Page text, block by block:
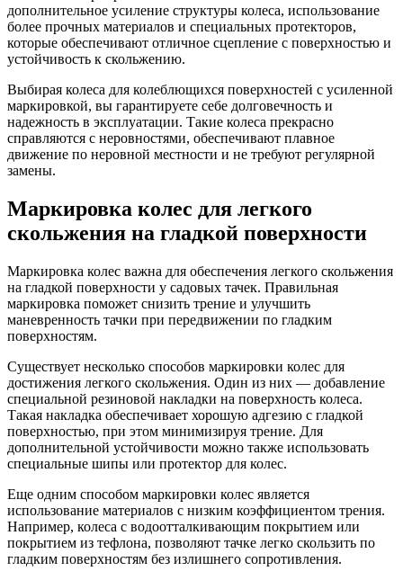
дополнительное усиление структуры колеса, использование
более прочных материалов и специальных протекторов,
которые обеспечивают отличное сцепление с поверхностью и
устойчивость к скольжению.
Выбирая колеса для колеблющихся поверхностей с усиленной
маркировкой, вы гарантируете себе долговечность и
надежность в эксплуатации. Такие колеса прекрасно
справляются с неровностями, обеспечивают плавное
движение по неровной местности и не требуют регулярной
замены.
Маркировка колес для легкого
скольжения на гладкой поверхности
Маркировка колес важна для обеспечения легкого скольжения
на гладкой поверхности у садовых тачек. Правильная
маркировка поможет снизить трение и улучшить
маневренность тачки при передвижении по гладким
поверхностям.
Существует несколько способов маркировки колес для
достижения легкого скольжения. Один из них — добавление
специальной резиновой накладки на поверхность колеса.
Такая накладка обеспечивает хорошую адгезию с гладкой
поверхностью, при этом минимизируя трение. Для
дополнительной устойчивости можно также использовать
специальные шипы или протектор для колес.
Еще одним способом маркировки колес является
использование материалов с низким коэффициентом трения.
Например, колеса с водоотталкивающим покрытием или
покрытием из тефлона, позволяют тачке легко скользить по
гладким поверхностям без излишнего сопротивления.